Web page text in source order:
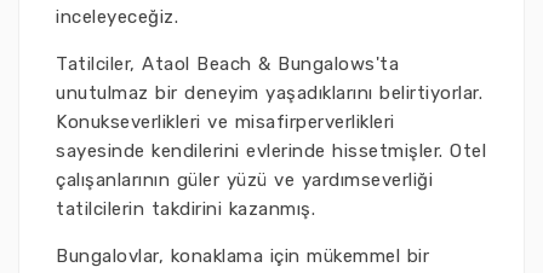
inceleyeceğiz.
Tatilciler, Ataol Beach & Bungalows'ta
unutulmaz bir deneyim yaşadıklarını belirtiyorlar.
Konukseverlikleri ve misafirperverlikleri
sayesinde kendilerini evlerinde hissetmişler. Otel
çalışanlarının güler yüzü ve yardımseverliği
tatilcilerin takdirini kazanmış.
Bungalovlar, konaklama için mükemmel bir